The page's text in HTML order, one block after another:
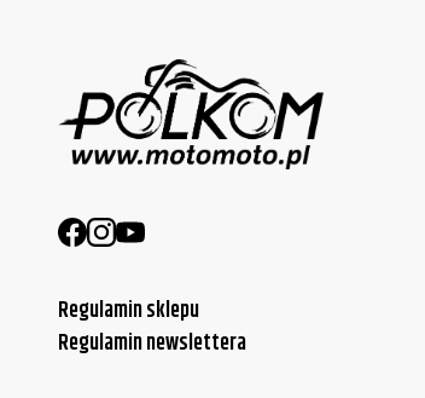
Regulamin sklepu
Regulamin newslettera